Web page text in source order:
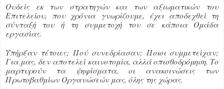
Ουδείς εκ των στρατηγών και των αξιωματικών του
Επιτελείου, που χρόνια γνωρίζουμε, έχει αποδεχθεί τη
σύνταξή του ή τη συμμετοχή του σε κάποια Ομάδα
εργασίας.
Υπήρξαν τέτοιες; Πού συνεδρίασαν; Ποιοι συμμετείχαν;
Για μας, δεν αποτελεί καινοτομία, αλλά οπισθοδρόμηση. Το
μαρτυρούν τα ψηφίσματα, οι ανακοινώσεις των
Πρωτοβαθμίων Οργανώσεών μας, όλης της χώρας.